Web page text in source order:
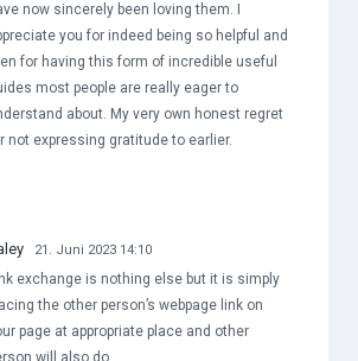
now sincerely been loving them. I
you for indeed being so helpful and
for having this form of incredible useful
most people are really eager to
about. My very own honest regret
not expressing gratitude to earlier.
21. Juni 2023 14:10
exchange is nothing else but it is simply
the other person’s webpage link on
page at appropriate place and other
will also do